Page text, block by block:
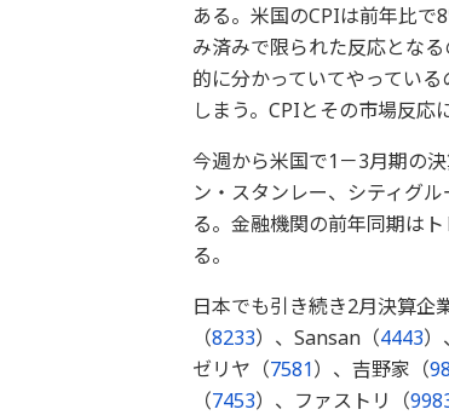
ある。米国のCPIは前年比
み済みで限られた反応とな
的に分かっていてやってい
しまう。CPIとその市場反応
今週から米国で1－3月期の
ン・スタンレー、シティグ
る。金融機関の前年同期は
る。
日本でも引き続き2月決算企
（8233）、Sansan（4443）
ゼリヤ（7581）、吉野家（
（7453）、ファストリ（